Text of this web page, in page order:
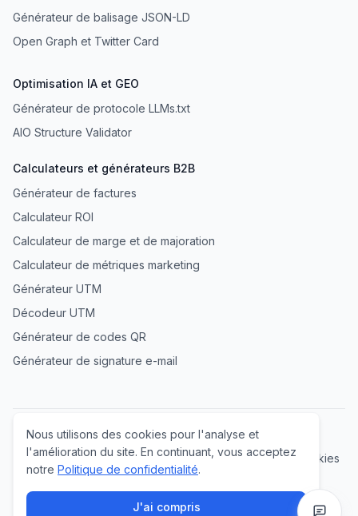
Générateur de balisage JSON-LD
Open Graph et Twitter Card
Optimisation IA et GEO
Générateur de protocole LLMs.txt
AIO Structure Validator
Calculateurs et générateurs B2B
Générateur de factures
Calculateur ROI
Calculateur de marge et de majoration
Calculateur de métriques marketing
Générateur UTM
Décodeur UTM
Générateur de codes QR
Générateur de signature e-mail
Conditions d'utilisationPolitique de confidentialité
Accord de traitement des données (DPA)Politique de cookies
Liste des sous-traitants
© 2026 Tool Radar Lab. Tous droits réservés.
Nous utilisons des cookies pour l'analyse et
l'amélioration du site. En continuant, vous acceptez
notre Politique de confidentialité.
J'ai compris